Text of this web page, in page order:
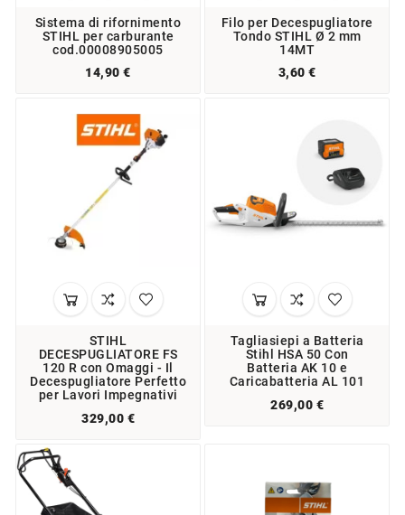
Sistema di rifornimento
STIHL per carburante
cod.00008905005
14,90 €
Filo per Decespugliatore
Tondo STIHL Ø 2 mm
14MT
3,60 €
STIHL
DECESPUGLIATORE FS
120 R con Omaggi - Il
Decespugliatore Perfetto
per Lavori Impegnativi
329,00 €
Tagliasiepi a Batteria
Stihl HSA 50 Con
Batteria AK 10 e
Caricabatteria AL 101
269,00 €